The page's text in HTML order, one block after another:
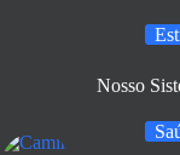
Nosso